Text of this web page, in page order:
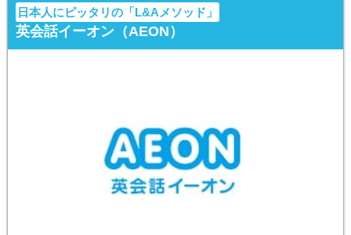
日本人にピッタリの「L&Aメソッド」
英会話イーオン（AEON）